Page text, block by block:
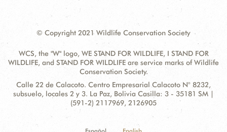
© Copyright 2021 Wildlife Conservation Society
WCS, the "W" logo, WE STAND FOR WILDLIFE, I STAND FOR
WILDLIFE, and STAND FOR WILDLIFE are service marks of Wildlife
Conservation Society.
Contact
Information
Address:
Calle 22 de Calacoto. Centro Empresarial Calacoto N° 8232,
subsuelo, locales 2 y 3. La Paz, Bolivia Casilla: 3 - 35181 SM |
(591-2) 2117969, 2126905